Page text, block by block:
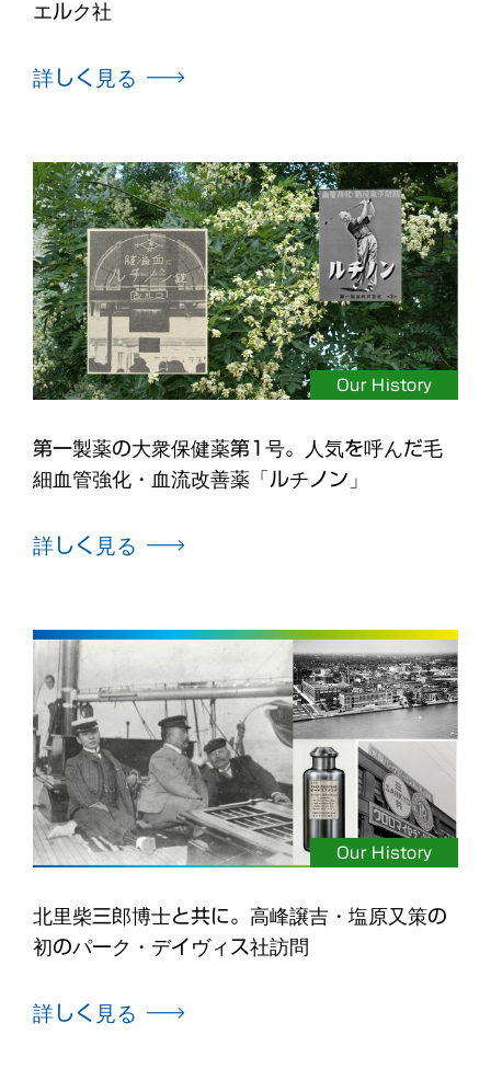
エルク社
詳しく見る
Our History
第一製薬の大衆保健薬第1号。人気を呼んだ毛
細血管強化・血流改善薬「ルチノン」
詳しく見る
Our History
北里柴三郎博士と共に。高峰譲吉・塩原又策の
初のパーク・デイヴィス社訪問
詳しく見る